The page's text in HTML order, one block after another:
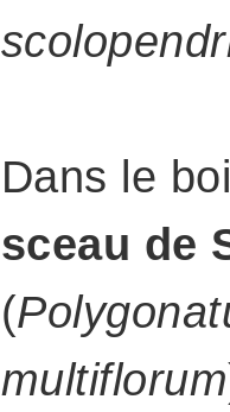
Dans le
sceau de
(
multiflorum